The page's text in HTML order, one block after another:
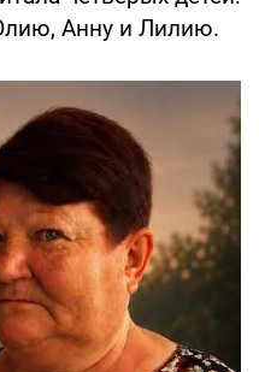
Анну и Лилию.